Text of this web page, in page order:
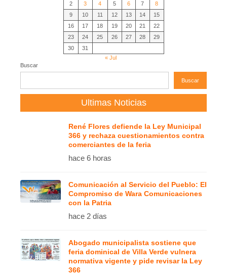
2
3 4 5 6 7
8
9
10 11 12 13 14
15
16
17 18 19 20 21
22
23
24 25 26 27 28
29
30
31
« Jul
Buscar
Buscar
Ultimas Noticias
René Flores defiende la Ley Municipal
366 y rechaza cuestionamientos contra
comerciantes de la feria
hace 6 horas
Comunicación al Servicio del Pueblo: El
Compromiso de Wara Comunicaciones
con la Patria
hace 2 días
Abogado municipalista sostiene que
feria dominical de Villa Verde vulnera
normativa vigente y pide revisar la Ley
366